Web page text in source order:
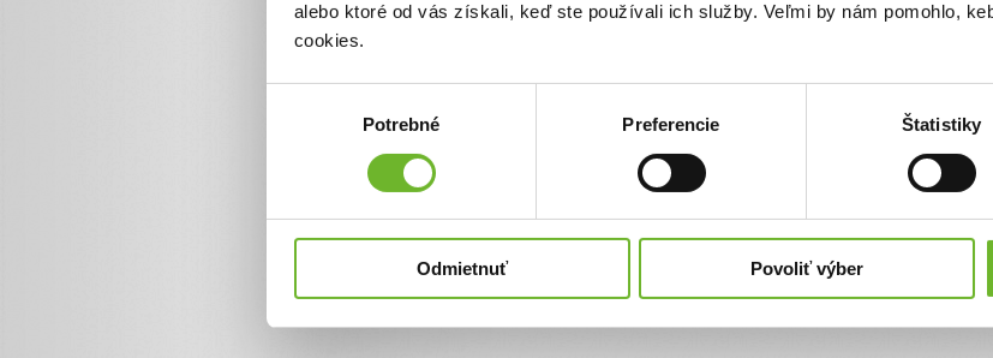
alebo ktoré od vás získali, keď ste používali ich služby. Veľmi by nám pomohlo,
cookies.
Potrebné Preferencie Štatistiky
Odmietnuť Povoliť výber
Súhlasím spodmienkami a
Úplné znenie poučenia o spracovaní